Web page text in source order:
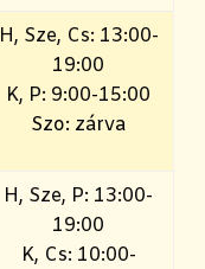
H, Sze, Cs: 13:00-
19:00
K, P: 9:00-15:00
Szo: zárva
H, Sze, P: 13:00-
19:00
K, Cs: 10:00-